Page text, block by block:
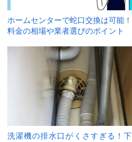
ホームセンターで蛇口交換は可能！
料金の相場や業者選びのポイント
洗濯機の排水口がくさすぎる！下